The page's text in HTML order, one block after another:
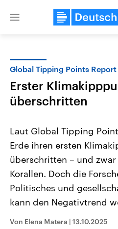
Close
Landtagswahl Sachsen-Anhalt
2026
Alle Informationen
Sachsen-Anhalt wählt am 6.
September 2026 einen neuen
Bundesland von einer Koalition
CDU, SPD und FDP regiert.-
Global Tipping Points
Erster
überschritten
Laut Global Tipping
Erde ihren ersten
überschritten – und
Korallen. Doch die
Politisches und
kann den Negativtrend
Von Elena Matera | 13.10.2025